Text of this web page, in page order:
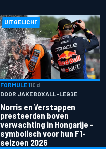
UITGELICHT
FORMULE 110 d
DOOR JAKE BOXALL-LEGGE
Norris en Verstappen
presteerden boven
verwachting in Hongarije -
symbolisch voor hun F1-
seizoen 2026